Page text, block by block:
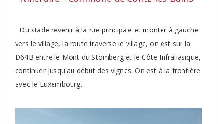
- Du stade revenir à la rue principale et monter à gauche
vers le village, la route traverse le village, on est sur la
D64B entre le Mont du Stomberg et le Côte Infraliasique,
continuer jusqu'au début des vignes. On est à la frontière
avec le Luxembourg.